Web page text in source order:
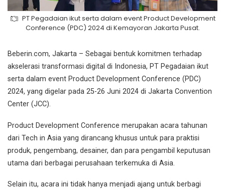
PT Pegadaian ikut serta dalam event Product Development
Conference (PDC) 2024 di Kemayoran Jakarta Pusat.
Beberin.com, Jakarta – Sebagai bentuk komitmen terhadap
akselerasi transformasi digital di Indonesia, PT Pegadaian ikut
serta dalam event Product Development Conference (PDC)
2024, yang digelar pada 25-26 Juni 2024 di Jakarta Convention
Center (JCC).
Product Development Conference merupakan acara tahunan
dari Tech in Asia yang dirancang khusus untuk para praktisi
produk, pengembang, desainer, dan para pengambil keputusan
utama dari berbagai perusahaan terkemuka di Asia.
Selain itu, acara ini tidak hanya menjadi ajang untuk berbagi